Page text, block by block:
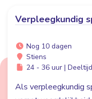
Verpleegkundig
Nog 10 dagen
Stiens
24 - 36 uur |
Als verpleegkundig